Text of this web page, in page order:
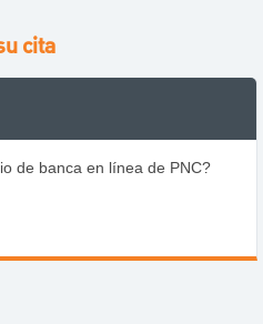
cita
de banca en línea de PNC?